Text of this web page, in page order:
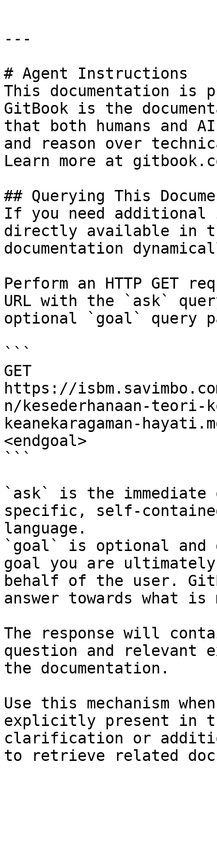
---
# Agent Instructions
This documentation is
GitBook is the
that both humans and
and reason over
Learn more at
## Querying This
If you need
directly available in
documentation
Perform an HTTP GET
URL with the `ask`
optional `goal` query
```
GET
https://
n/kesederhanaan-teori-
keanekaragaman-
<endgoal>
```
`ask` is the
specific, self-
language.
`goal` is optional and
goal you are
behalf of the user.
answer towards what
The response will
question and relevant
the documentation.
Use this mechanism
explicitly present in
clarification or